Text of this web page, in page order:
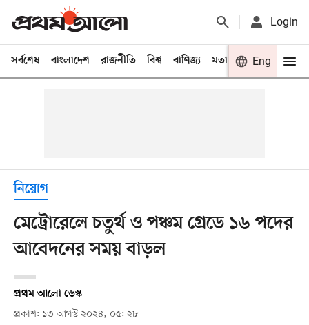
Login
সর্বশেষ বাংলাদেশ রাজনীতি বিশ্ব বাণিজ্য মতামত খেলা
Eng
নিয়োগ
মেট্রোরেলে চতুর্থ ও পঞ্চম গ্রেডে ১৬ পদের
আবেদনের সময় বাড়ল
প্রথম আলো ডেস্ক
প্রকাশ: ১৩ আগস্ট ২০২৪, ০৫: ২৮